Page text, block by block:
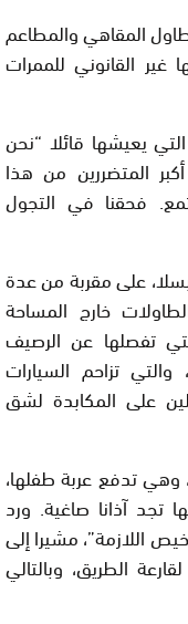
المقاهي والمطاعم
غير القانوني للممرات
يعيشها قائلا “نحن
المتضررين من هذا
فحقنا في التجول
على مقربة من عدة
خارج المساحة
تفصلها عن الرصيف
والتي تزاحم السيارات
على المكابدة لشق
وهي تدفع عربة طفلها،
تجد آذانا صاغية. ورد
اللازمة”، مشيرا إلى
الطريق، وبالتالي